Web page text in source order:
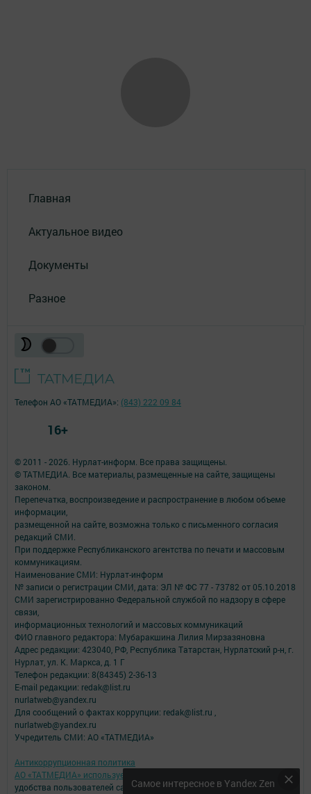
Главная
Актуальное видео
Документы
Разное
Самое интересное в Yandex Zen
© 2011 - 2026. Нурлат-⁠информ. Все права защищены.
© ТАТМЕДИА. Все материалы, размещенные на сайте, защищены
законом.
Перепечатка, воспроизведение и распространение в любом объеме
информации,
размещенной на сайте, возможна только с письменного согласия
редакций СМИ.
При поддержке Республиканского агентства по печати и массовым
коммуникациям.
Наименование СМИ: Нурлат-⁠информ
№ записи о регистрации СМИ, дата: ЭЛ № ФС 77 -⁠ 73782 от 05.10.2018
СМИ зарегистрированно Федеральной службой по надзору в сфере
связи,
информационных технологий и массовых коммуникаций
ФИО главного редактора: Мубаракшина Лилия Мирзазяновна
Адрес редакции: 423040, РФ, Республика Татарстан, Нурлатский р-н, г.
Нурлат, ул. К. Маркса, д. 1 Г
Телефон редакции: 8(84345) 2-36-13
E-mail редакции: redak@list.ru
nurlatweb@yandex.ru
Для сообщений о фактах коррупции: redak@list.ru ,
nurlatweb@yandex.ru
Учредитель СМИ: АО «ТАТМЕДИА»
Антикоррупционная политика
АО «ТАТМЕДИА» использует «cookie»
для персонализации сервисов и
удобства пользователей сайтом.
Телефон АО «ТАТМЕДИА»: (843) 222 09 84
16+